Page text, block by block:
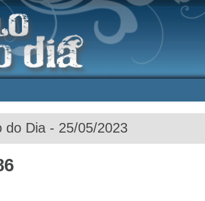
do Dia - 25/05/2023